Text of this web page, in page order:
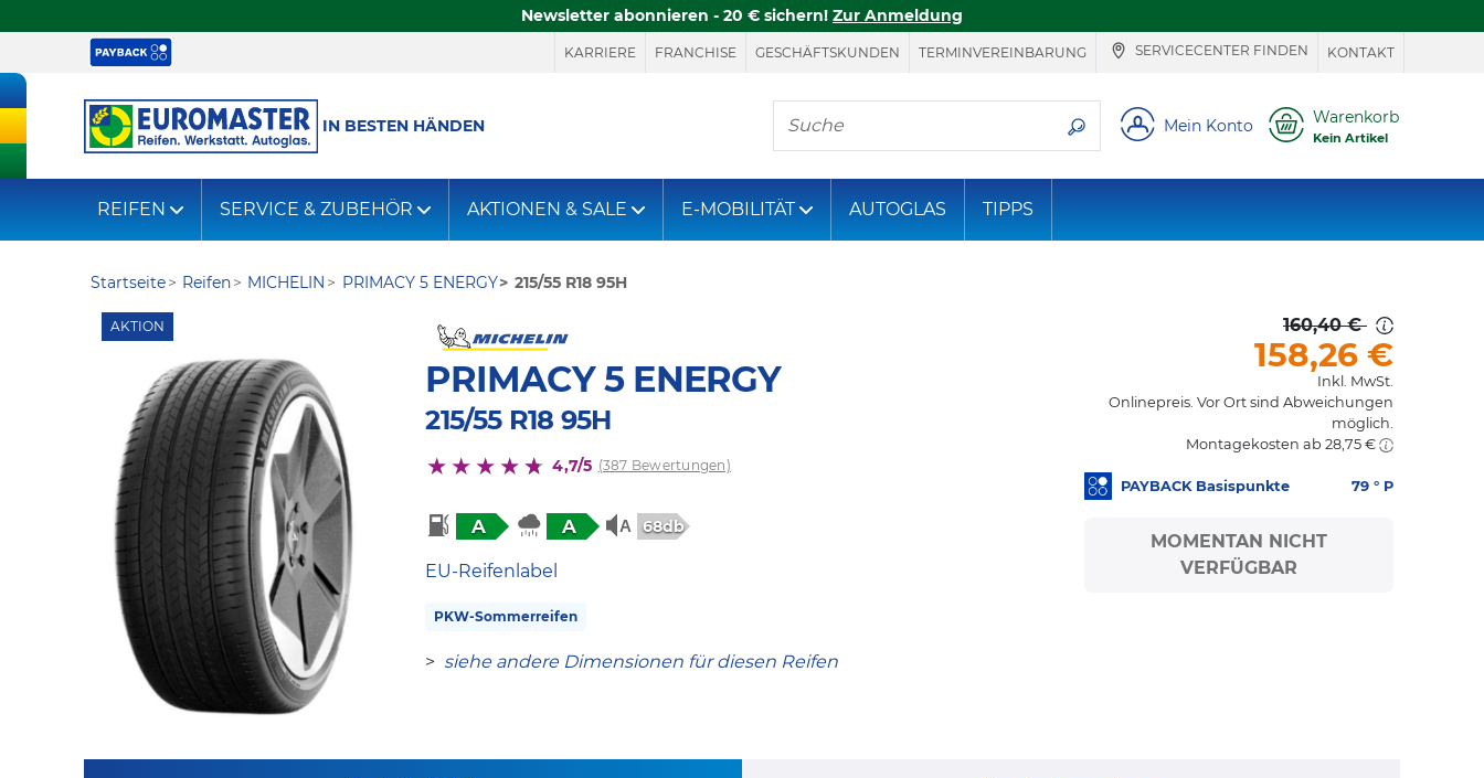
Newsletter abonnieren - 20 € sichern! Zur Anmeldung
KARRIERE FRANCHISE GESCHÄFTSKUNDEN TERMINVEREINBARUNG SERVICECENTER FINDEN KONTAKT
IN BESTEN HÄNDEN
Hier finden Sie, was Sie suchen
Mein Konto Warenkorb
Kein Artikel
REIFEN SERVICE & ZUBEHÖR AKTIONEN & SALE E-MOBILITÄT AUTOGLAS TIPPS
Startseite Reifen MICHELIN PRIMACY 5 ENERGY 215/55 R18 95H
AKTION
PRIMACY 5 ENERGY
215/55 R18 95H
4,7/5 (387 Bewertungen)
A A 68db
EU-Reifenlabel
PKW-Sommerreifen
> siehe andere Dimensionen für diesen Reifen
160,40 €
158,26 €
Inkl. MwSt.
Onlinepreis. Vor Ort sind Abweichungen
möglich.
Montagekosten ab 28,75 €
PAYBACK Basispunkte 79 ° P
MOMENTAN NICHT
VERFÜGBAR